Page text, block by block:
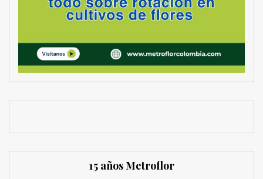
15 años Metroflor